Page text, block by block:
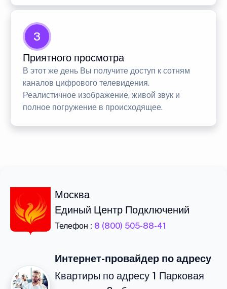
3
Приятного просмотра
В этот же день Вы получите доступ к сотням
каналов цифрового телевидения.
Реалистичное изображение, живой звук и
полное погружение в происходящее.
Москва
Единый Центр Подключений
Телефон : 8 (800) 505-88-41
Интернет-провайдер по адресу
Квартиры по адресу 1 Парковая